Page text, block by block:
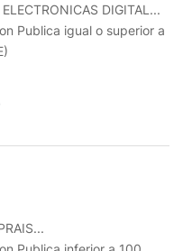
DIGITAL...
Publica igual o superior a